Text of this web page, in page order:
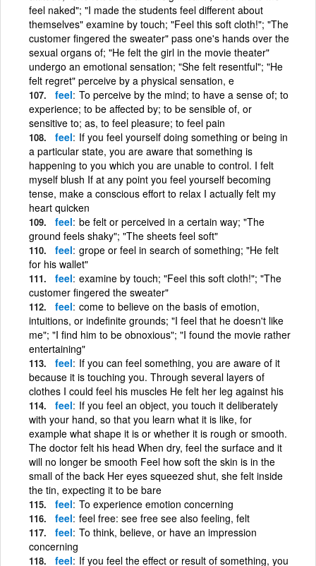
feel naked"; "I made the students feel different about
themselves" examine by touch; "Feel this soft cloth!"; "The
customer fingered the sweater" pass one's hands over the
sexual organs of; "He felt the girl in the movie theater"
undergo an emotional sensation; "She felt resentful"; "He
felt regret" perceive by a physical sensation, e
feel To perceive by the mind; to have a sense of; to
experience; to be affected by; to be sensible of, or
sensitive to; as, to feel pleasure; to feel pain
feel If you feel yourself doing something or being in
a particular state, you are aware that something is
happening to you which you are unable to control. I felt
myself blush If at any point you feel yourself becoming
tense, make a conscious effort to relax I actually felt my
heart quicken
feel be felt or perceived in a certain way; "The
ground feels shaky"; "The sheets feel soft"
feel grope or feel in search of something; "He felt
for his wallet"
feel examine by touch; "Feel this soft cloth!"; "The
customer fingered the sweater"
feel come to believe on the basis of emotion,
intuitions, or indefinite grounds; "I feel that he doesn't like
me"; "I find him to be obnoxious"; "I found the movie rather
entertaining"
feel If you can feel something, you are aware of it
because it is touching you. Through several layers of
clothes I could feel his muscles He felt her leg against his
feel If you feel an object, you touch it deliberately
with your hand, so that you learn what it is like, for
example what shape it is or whether it is rough or smooth.
The doctor felt his head When dry, feel the surface and it
will no longer be smooth Feel how soft the skin is in the
small of the back Her eyes squeezed shut, she felt inside
the tin, expecting it to be bare
feel To experience emotion concerning
feel feel free: see free see also feeling, felt
feel To think, believe, or have an impression
concerning
feel If you feel the effect or result of something, you